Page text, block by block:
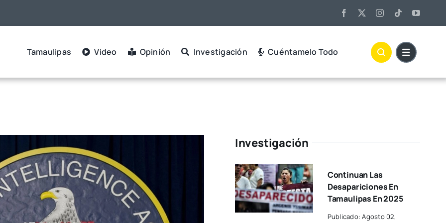
Tamaulipas Video Opinión Investigación Cuéntamelo Todo
Investigación
Continuan Las
Desapariciones En
Tamaulipas En 2025
Publicado: Agosto 02,